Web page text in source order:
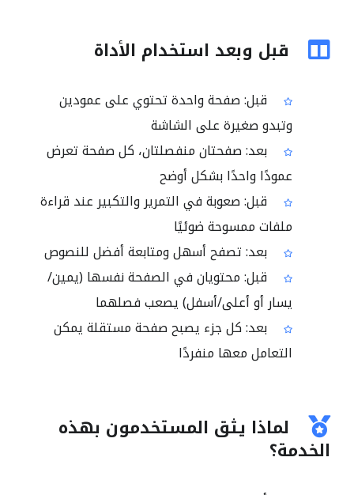
قبل وبعد استخدام الأداة
قبل: صفحة واحدة تحتوي على عمودين
وتبدو صغيرة على الشاشة
بعد: صفحتان منفصلتان، كل صفحة تعرض
عمودًا واحدًا بشكل أوضح
قبل: صعوبة في التمرير والتكبير عند قراءة
ملفات ممسوحة ضوئيًا
بعد: تصفح أسهل ومتابعة أفضل للنصوص
قبل: محتويان في الصفحة نفسها (يمين/
يسار أو أعلى/أسفل) يصعب فصلهما
بعد: كل جزء يصبح صفحة مستقلة يمكن
التعامل معها منفردًا
لماذا يثق المستخدمون بهذه
الخدمة؟